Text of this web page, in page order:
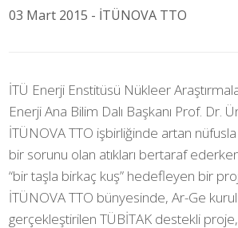
03 Mart 2015 - İTÜNOVA TTO
İTÜ Enerji Enstitüsü Nükleer
Enerji Ana Bilim Dalı Başkanı Prof. Dr.
İTÜNOVA TTO işbirliğinde artan
bir sorunu olan atıkları bertaraf
“bir taşla birkaç kuş” hedefleyen bir
İTÜNOVA TTO bünyesinde, Ar-Ge
gerçekleştirilen TÜBİTAK destekli